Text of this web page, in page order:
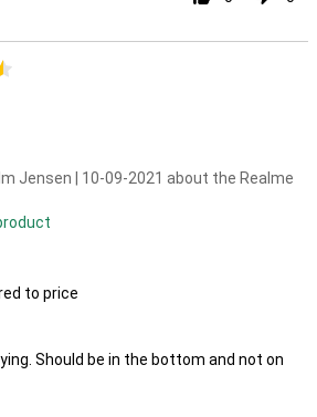
Jensen | 10-09-2021 about the Realme
to price
Should be in the bottom and not on